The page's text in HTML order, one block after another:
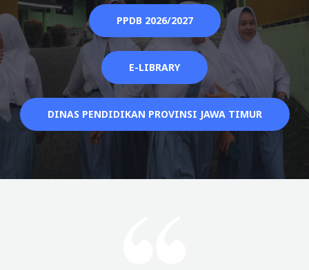
PPDB 2026/2027
E-LIBRARY
DINAS PENDIDIKAN PROVINSI JAWA TIMUR